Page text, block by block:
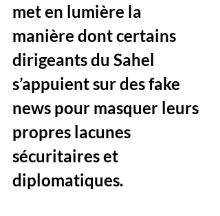
met en lumière la
manière dont certains
dirigeants du Sahel
s’appuient sur des fake
news pour masquer leurs
propres lacunes
sécuritaires et
diplomatiques.